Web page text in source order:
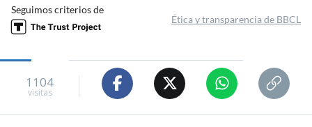
Seguimos criterios de
Ética y transparencia de BBCL
1104
visitas